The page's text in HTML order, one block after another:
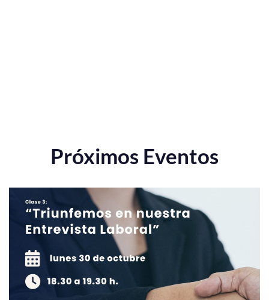
Próximos Eventos